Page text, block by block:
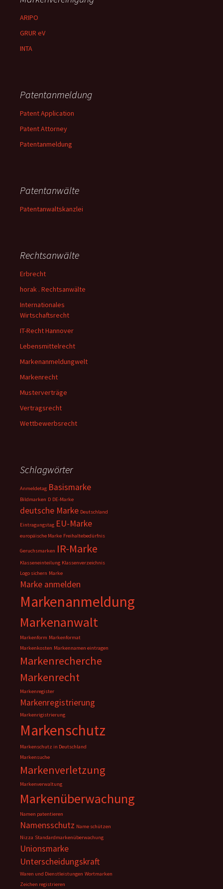
ARIPO
GRUR eV
INTA
Patentanmeldung
Patent Application
Patent Attorney
Patentanmeldung
Patentanwälte
Patentanwaltskanzlei
Rechtsanwälte
Erbrecht
horak . Rechtsanwälte
Internationales
Wirtschaftsrecht
IT-Recht Hannover
Lebensmittelrecht
Markenanmeldungwelt
Markenrecht
Musterverträge
Vertragsrecht
Wettbewerbsrecht
Schlagwörter
Anmeldetag Basismarke
Bildmarken D DE-Marke
deutsche Marke Deutschland
Eintragungstag EU-Marke
europäische Marke Freihaltebedürfnis
Geruchsmarken IR-Marke
Klasseneinteilung Klassenverzeichnis
Logo sichern Marke
Marke anmelden
Markenanmeldung
Markenanwalt
Markenform Markenformat
Markenkosten Markennamen eintragen
Markenrecherche
Markenrecht
Markenregister
Markenregistrierung
Markenrigistrierung
Markenschutz
Markenschutz in Deutschland
Markensuche
Markenverletzung
Markenverwaltung
Markenüberwachung
Namen patentieren
Namensschutz Name schützen
Nizza Standardmarkenüberwachung
Unionsmarke
Unterscheidungskraft
Waren und Dienstleistungen Wortmarken
Zeichen registrieren